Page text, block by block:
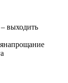
выходить